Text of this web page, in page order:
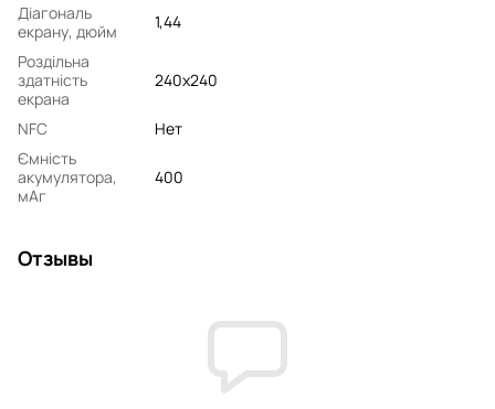
Діагональ
екрану, дюйм
1,44
Роздільна
здатність
екрана
240x240
NFC
Нет
Ємність
акумулятора,
мАг
400
Отзывы